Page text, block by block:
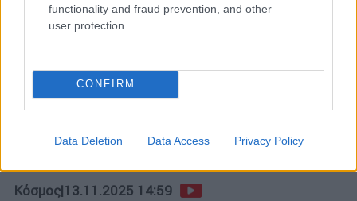
functionality and fraud prevention, and other
user protection.
CONFIRM
Data Deletion Data Access Privacy Policy
Κόσμος|13.11.2025 14:59